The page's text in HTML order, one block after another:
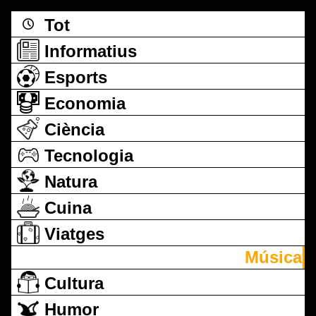
Tot
Informatius
Esports
Economia
Ciència
Tecnologia
Natura
Cuina
Viatges
Música
Cultura
Humor